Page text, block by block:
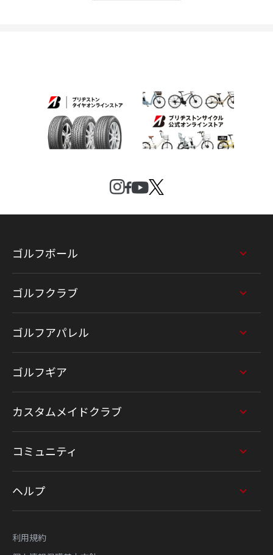
ゴルフボール
ゴルフクラブ
ゴルフアパレル
ゴルフギア
カスタムメイドクラブ
コミュニティ
ヘルプ
利用規約